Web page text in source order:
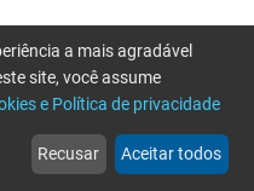
web
Notícias
more_horiz
Mais
a mais agradável
site, você assume
e Política de privacidade
Recusar Aceitar todos
tente novamente